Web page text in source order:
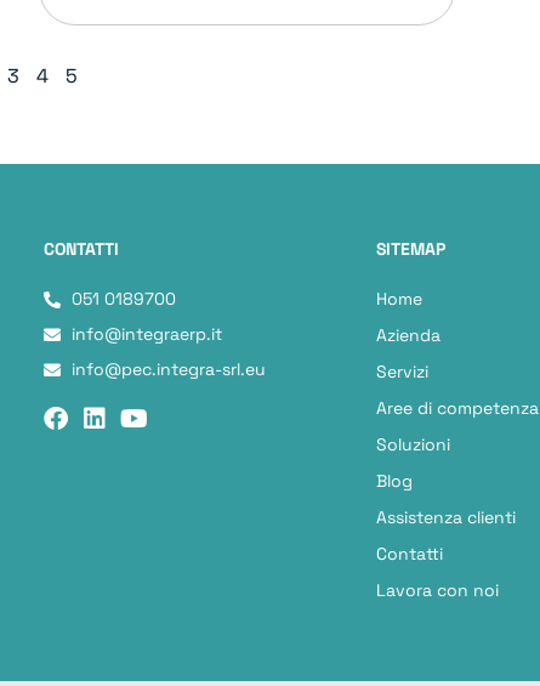
3 4 5
CONTATTI
051 0189700
info@integraerp.it
info@pec.integra-srl.eu
SITEMAP
Home
Azienda
Servizi
Aree di competenza
Soluzioni
Blog
Assistenza clienti
Contatti
Lavora con noi